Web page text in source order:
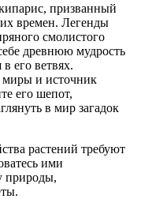
призванный
времен. Легенды
смолистого
древнюю мудрость
его ветвях.
миры и источник
его шепот,
в мир загадок
растений требуют
ими
природы,